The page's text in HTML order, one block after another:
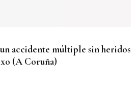
un accidente múltiple sin heridos
(A Coruña)